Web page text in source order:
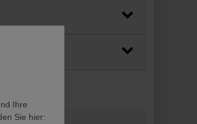
Ihre
Sie hier: